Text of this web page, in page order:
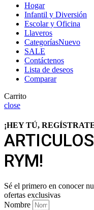
Hogar
Infantil y Diversión
Escolar y Oficina
Llaveros
CategoríasNuevo
SALE
Contáctenos
Lista de deseos
Comparar
Carrito
close
¡HEY TÚ,
RYM!
Sé el primero en conocer
ofertas exclusivas
Nombre